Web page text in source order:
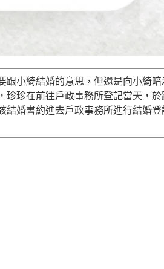
小綺結婚的意思，但還是向小綺暗
珍在前往戶政事務所登記當天，
婚書約進去戶政事務所進行結婚